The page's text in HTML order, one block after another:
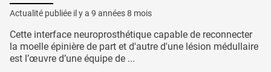
Actualité publiée il y a 9 années 8 mois
Cette interface neuroprosthétique capable de reconnecter
la moelle épinière de part et d'autre d'une lésion médullaire
est l’œuvre d’une équipe de ...